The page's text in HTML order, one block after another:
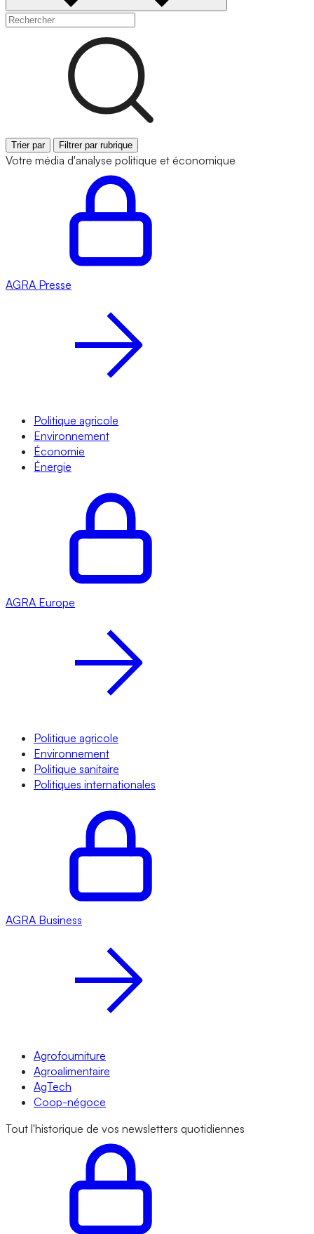
Trier par Filtrer par rubrique
Votre média d'analyse politique et économique
AGRA Presse
Politique agricole
Environnement
Économie
Énergie
AGRA Europe
Politique agricole
Environnement
Politique sanitaire
Politiques internationales
AGRA Business
Agrofourniture
Agroalimentaire
AgTech
Coop-négoce
Tout l'historique de vos newsletters quotidiennes